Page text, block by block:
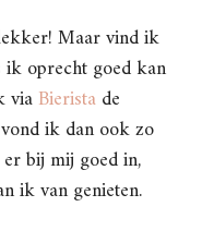
Maar vind ik
oprecht goed kan
viaBieristade
ik dan ook zo
bij mij goed in,
ik van genieten.